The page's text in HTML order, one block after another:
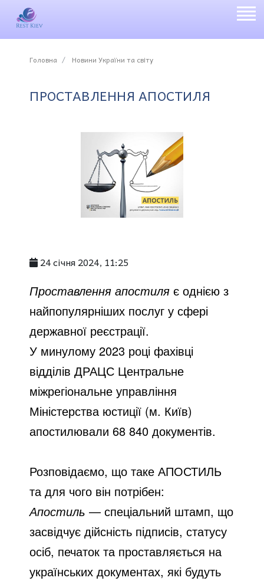
Головна Новини України та світу
ПРОСТАВЛЕННЯ АПОСТИЛЯ
24 січня 2024, 11:25
Проставлення апостиля є однією з
найпопулярніших послуг у сфері
державної реєстрації.
У минулому 2023 році фахівці
відділів ДРАЦС Центральне
міжрегіональне управління
Міністерства юстиції (м. Київ)
апостилювали 68 840 документів.
Розповідаємо, що таке АПОСТИЛЬ
та для чого він потрібен:
Апостиль — спеціальний штамп, що
засвідчує дійсність підписів, статусу
осіб, печаток та проставляється на
українських документах, які будуть